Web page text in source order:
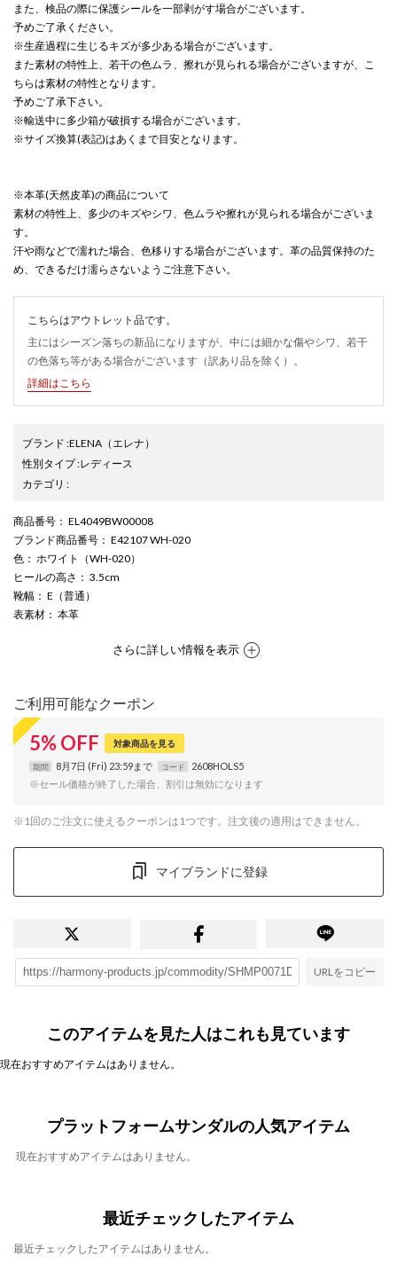
また、検品の際に保護シールを一部剥がす場合がございます。
予めご了承ください。
※生産過程に生じるキズが多少ある場合がございます。
また素材の特性上、若干の色ムラ、擦れが見られる場合がございますが、こ
ちらは素材の特性となります。
予めご了承下さい。
※輸送中に多少箱が破損する場合がございます。
※サイズ換算(表記)はあくまで目安となります。
※本革(天然皮革)の商品について
素材の特性上、多少のキズやシワ、色ムラや擦れが見られる場合がございま
す。
汗や雨などで濡れた場合、色移りする場合がございます。革の品質保持のた
め、できるだけ濡らさないようご注意下さい。
こちらはアウトレット品です。
主にはシーズン落ちの新品になりますが、中には細かな傷やシワ、若干
の色落ち等がある場合がございます（訳あり品を除く）。
詳細はこちら
ブランド :ELENA （エレナ）
性別タイプ:レディース
カテゴリ :
商品番号 ： EL4049BW00008
ブランド商品番号 ： E42107 WH-020
色 ： ホワイト（WH-020）
ヒールの高さ ： 3.5cm
靴幅 ： E（普通）
表素材 ： 本革
さらに詳しい情報を表示
ご利用可能なクーポン
5% OFF 対象商品を見る
期間 8月7日 (Fri) 23:59まで コード
2608HOLS5
※セール価格が終了した場合、割引は無効になります
※1回のご注文に使えるクーポンは1つです。注文後の適用はできません。
マイブランドに登録
URLをコピー
このアイテムを見た人はこれも見ています
現在おすすめアイテムはありません。
プラットフォームサンダルの人気アイテム
現在おすすめアイテムはありません。
最近チェックしたアイテム
最近チェックしたアイテムはありません。